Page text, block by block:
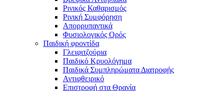
Ρινικός Καθαρισμός
Ρινική Συμφόρηση
Απορρυπαντικά
Φυσιολογικός Ορός
Παιδική φροντίδα
Γλειφιτζούρια
Παιδικό Κρυολόγημα
Παιδικά Συμπληρώματα Διατροφής
Αντιφθειρικό
Επιστροφή στα Θρανία